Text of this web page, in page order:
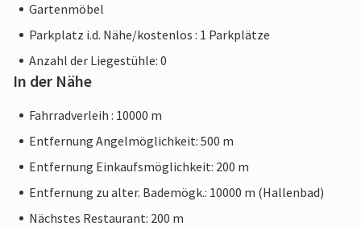
Gartenmöbel
Parkplatz i.d. Nähe/kostenlos : 1 Parkplätze
Anzahl der Liegestühle: 0
In der Nähe
Fahrradverleih : 10000 m
Entfernung Angelmöglichkeit: 500 m
Entfernung Einkaufsmöglichkeit: 200 m
Entfernung zu alter. Bademögk.: 10000 m (Hallenbad)
Nächstes Restaurant: 200 m